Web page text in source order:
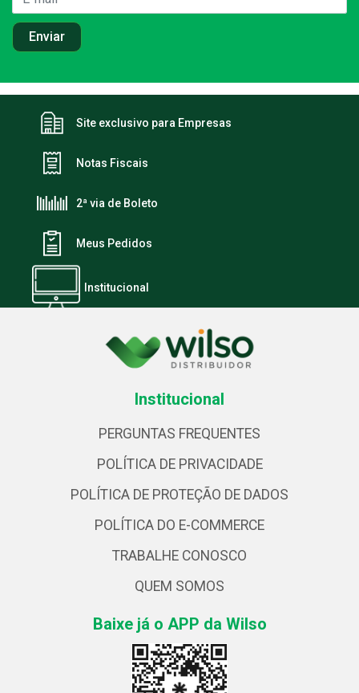
Site exclusivo para Empresas
Notas Fiscais
2ª via de Boleto
Meus Pedidos
Institucional
Institucional
PERGUNTAS FREQUENTES
POLÍTICA DE PRIVACIDADE
POLÍTICA DE PROTEÇÃO DE DADOS
POLÍTICA DO E-COMMERCE
TRABALHE CONOSCO
QUEM SOMOS
Baixe já o APP da Wilso